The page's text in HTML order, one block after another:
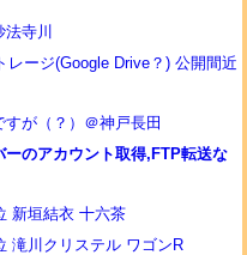
寺川
レージ(Google Drive？) 公開間近
が（？）＠神戸長田
のアカウント取得,FTP転送な
新垣結衣 十六茶
滝川クリステル ワゴンR